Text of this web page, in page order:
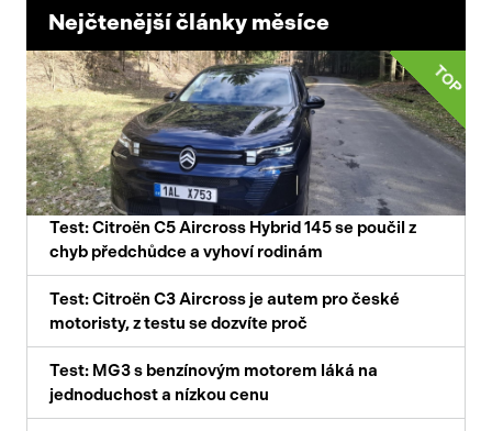
Nejčtenější články měsíce
TOP
Test: Citroën C5 Aircross Hybrid 145 se poučil z
chyb předchůdce a vyhoví rodinám
Test: Citroën C3 Aircross je autem pro české
motoristy, z testu se dozvíte proč
Test: MG3 s benzínovým motorem láká na
jednoduchost a nízkou cenu